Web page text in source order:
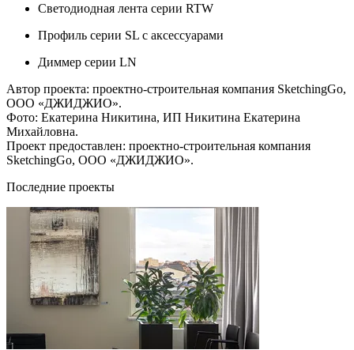
Светодиодная лента серии RTW
Профиль серии SL с аксессуарами
Диммер серии LN
Автор проекта: проектно-строительная компания SketchingGo,
ООО «ДЖИДЖИО».
Фото: Екатерина Никитина, ИП Никитина Екатерина
Михайловна.
Проект предоставлен: проектно-строительная компания
SketchingGo, ООО «ДЖИДЖИО».
Последние проекты